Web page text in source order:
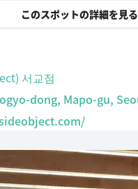
このスポットの詳細を見る
서교점
dong, Mapo-gu,